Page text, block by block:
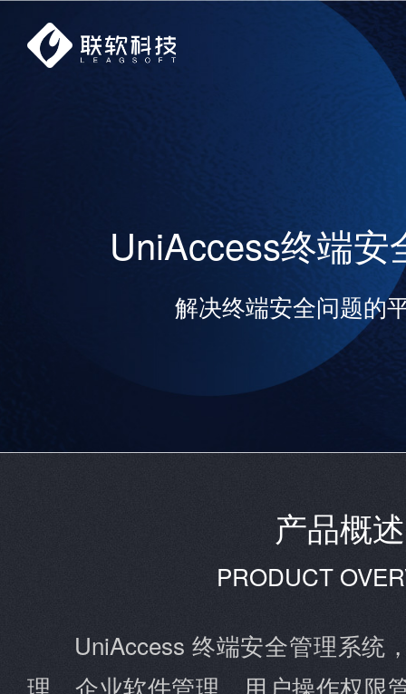
UniAccess终端安
解决终端安全问题的
产品概述
PRODUCT
UniAccess 终端安全管理系统
理、企业软件管理、用户操作权限